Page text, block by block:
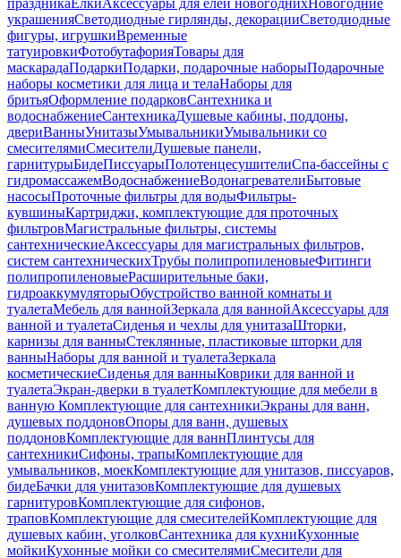
праздникаЕлкиАксессуары для елей новогоднихНовогодние
украшенияСветодиодные гирлянды, декорацииСветодиодные
фигуры, игрушкиВременные
татуировкиФотобутафорияТовары для
маскарадаПодаркиПодарки, подарочные наборыПодарочные
наборы косметики для лица и телаНаборы для
бритьяОформление подарковСантехника и
водоснабжениеСантехникаДушевые кабины, поддоны,
двериВанныУнитазыУмывальникиУмывальники со
смесителямиСмесителиДушевые панели,
гарнитурыБидеПиссуарыПолотенцесушителиСпа-бассейны с
гидромассажемВодоснабжениеВодонагревателиБытовые
насосыПроточные фильтры для водыФильтры-
кувшиныКартриджи, комплектующие для проточных
фильтровМагистральные фильтры, системы
сантехническиеАксессуары для магистральных фильтров,
систем сантехническихТрубы полипропиленовыеФитинги
полипропиленовыеРасширительные баки,
гидроаккумуляторыОбустройство ванной комнаты и
туалетаМебель для ваннойЗеркала для ваннойАксессуары для
ванной и туалетаСиденья и чехлы для унитазаШторки,
карнизы для ванныСтеклянные, пластиковые шторки для
ванныНаборы для ванной и туалетаЗеркала
косметическиеСиденья для ванныКоврики для ванной и
туалетаЭкран-дверки в туалетКомплектующие для мебели в
ванную Комплектующие для сантехникиЭкраны для ванн,
душевых поддоновОпоры для ванн, душевых
поддоновКомплектующие для ваннПлинтусы для
сантехникиСифоны, трапыКомплектующие для
умывальников, моекКомплектующие для унитазов, писсуаров,
бидеБачки для унитазовКомплектующие для душевых
гарнитуровКомплектующие для сифонов,
траповКомплектующие для смесителейКомплектующие для
душевых кабин, уголковСантехника для кухниКухонные
мойкиКухонные мойки со смесителямиСмесители для